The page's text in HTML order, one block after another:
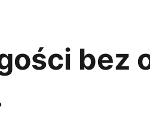
bez